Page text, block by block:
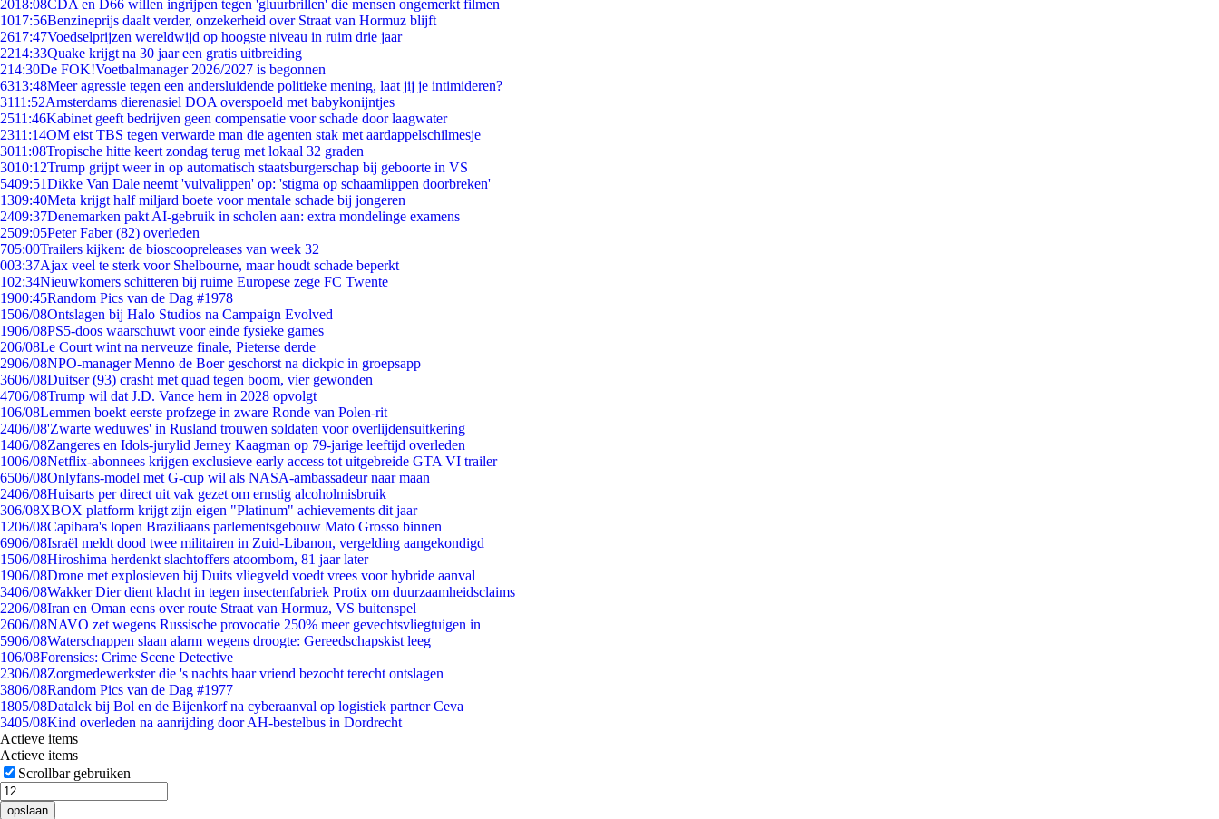
2018:08CDA en D66 willen ingrijpen tegen 'gluurbrillen' die mensen ongemerkt filmen
1017:56Benzineprijs daalt verder, onzekerheid over Straat van Hormuz blijft
2617:47Voedselprijzen wereldwijd op hoogste niveau in ruim drie jaar
2214:33Quake krijgt na 30 jaar een gratis uitbreiding
214:30De FOK!Voetbalmanager 2026/2027 is begonnen
6313:48Meer agressie tegen een andersluidende politieke mening, laat jij je intimideren?
3111:52Amsterdams dierenasiel DOA overspoeld met babykonijntjes
2511:46Kabinet geeft bedrijven geen compensatie voor schade door laagwater
2311:14OM eist TBS tegen verwarde man die agenten stak met aardappelschilmesje
3011:08Tropische hitte keert zondag terug met lokaal 32 graden
3010:12Trump grijpt weer in op automatisch staatsburgerschap bij geboorte in VS
5409:51Dikke Van Dale neemt 'vulvalippen' op: 'stigma op schaamlippen doorbreken'
1309:40Meta krijgt half miljard boete voor mentale schade bij jongeren
2409:37Denemarken pakt AI-gebruik in scholen aan: extra mondelinge examens
2509:05Peter Faber (82) overleden
705:00Trailers kijken: de bioscoopreleases van week 32
003:37Ajax veel te sterk voor Shelbourne, maar houdt schade beperkt
102:34Nieuwkomers schitteren bij ruime Europese zege FC Twente
1900:45Random Pics van de Dag #1978
1506/08Ontslagen bij Halo Studios na Campaign Evolved
1906/08PS5-doos waarschuwt voor einde fysieke games
206/08Le Court wint na nerveuze finale, Pieterse derde
2906/08NPO-manager Menno de Boer geschorst na dickpic in groepsapp
3606/08Duitser (93) crasht met quad tegen boom, vier gewonden
4706/08Trump wil dat J.D. Vance hem in 2028 opvolgt
106/08Lemmen boekt eerste profzege in zware Ronde van Polen-rit
2406/08'Zwarte weduwes' in Rusland trouwen soldaten voor overlijdensuitkering
1406/08Zangeres en Idols-jurylid Jerney Kaagman op 79-jarige leeftijd overleden
1006/08Netflix-abonnees krijgen exclusieve early access tot uitgebreide GTA VI trailer
6506/08Onlyfans-model met G-cup wil als NASA-ambassadeur naar maan
2406/08Huisarts per direct uit vak gezet om ernstig alcoholmisbruik
306/08XBOX platform krijgt zijn eigen "Platinum" achievements dit jaar
1206/08Capibara's lopen Braziliaans parlementsgebouw Mato Grosso binnen
6906/08Israël meldt dood twee militairen in Zuid-Libanon, vergelding aangekondigd
1506/08Hiroshima herdenkt slachtoffers atoombom, 81 jaar later
1906/08Drone met explosieven bij Duits vliegveld voedt vrees voor hybride aanval
3406/08Wakker Dier dient klacht in tegen insectenfabriek Protix om duurzaamheidsclaims
2206/08Iran en Oman eens over route Straat van Hormuz, VS buitenspel
2606/08NAVO zet wegens Russische provocatie 250% meer gevechtsvliegtuigen in
5906/08Waterschappen slaan alarm wegens droogte: Gereedschapskist leeg
106/08Forensics: Crime Scene Detective
2306/08Zorgmedewerkster die 's nachts haar vriend bezocht terecht ontslagen
3806/08Random Pics van de Dag #1977
1805/08Datalek bij Bol en de Bijenkorf na cyberaanval op logistiek partner Ceva
3405/08Kind overleden na aanrijding door AH-bestelbus in Dordrecht
Actieve items
Actieve items
Scrollbar gebruiken
opslaan